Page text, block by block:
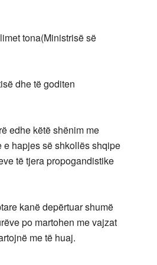
tona(Ministrisë së
dhe të goditen
edhe këtë shënim me
e hapjes së shkollës shqipe
të tjera propogandistike
kanë depërtuar shumë
po martohen me vajzat
me të huaj.